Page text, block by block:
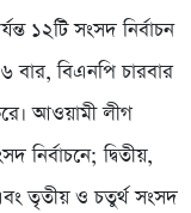
১২টি সংসদ নির্বাচন
বার, বিএনপি চারবার
আওয়ামী লীগ
দ্বিতীয়,
তৃতীয় ও চতুর্থ সংসদ